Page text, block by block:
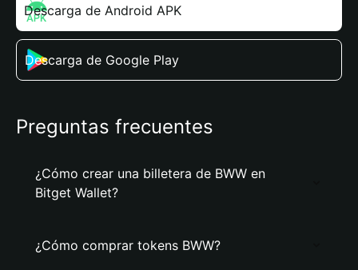
Descarga de Android APK
Descarga de Google Play
Preguntas frecuentes
¿Cómo crear una billetera de BWW en
Bitget Wallet?
¿Cómo comprar tokens BWW?